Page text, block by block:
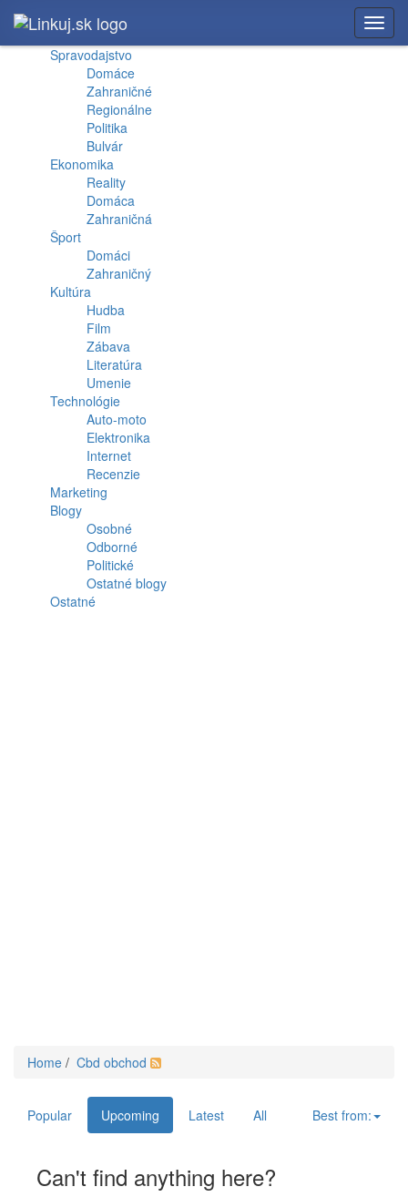
Spravodajstvo
Domáce
Zahraničné
Regionálne
Politika
Bulvár
Ekonomika
Reality
Domáca
Zahraničná
Šport
Domáci
Zahraničný
Kultúra
Hudba
Film
Zábava
Literatúra
Umenie
Technológie
Auto-moto
Elektronika
Internet
Recenzie
Marketing
Blogy
Osobné
Odborné
Politické
Ostatné blogy
Ostatné
Home / Cbd obchod
Popular Upcoming Latest All Best from:
Can't find anything here?